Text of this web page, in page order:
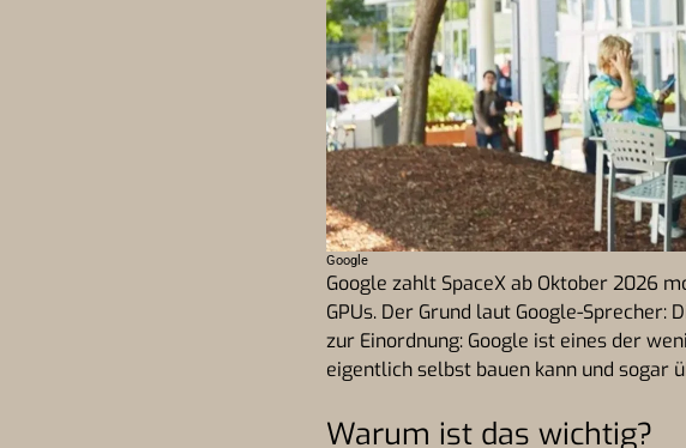
Google
Google zahlt SpaceX ab Oktober 2026
GPUs. Der Grund laut Google-
zur Einordnung: Google ist eines der
eigentlich selbst bauen kann und sogar
Warum ist das wichtig?